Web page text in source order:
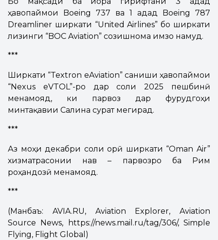
ҳавопаймои Boeing 737 ва 1 адад Boeing 787
Dreamliner ширкати “United Airlines” бо ширкати
лизинги “BOC Aviation” созишнома имзо намуд.
***
Ширкати “Textron eAviation” санҷиши ҳавопаймои
“Nexus eVTOL”-ро дар соли 2025 пешбинӣ
менамояд, ки парвоз дар фурудгоҳи
минтақавии Салина сурат мегирад.
***
Аз моҳи декабри соли ҷорӣ ширкати “Oman Air”
хизматрасонии нав – парвозро ба Рим
роҳандозӣ менамояд.
***
(Манбаъ: AVIA.RU, Aviation Explorer, Aviation
Source News,
https://news.mail.ru/tag/306/, Simple
Flying, Flight Global)